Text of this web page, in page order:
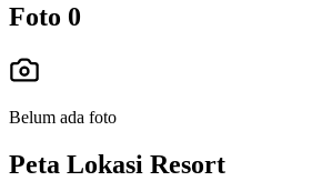
Foto 0
Belum ada foto
Peta Lokasi Resort